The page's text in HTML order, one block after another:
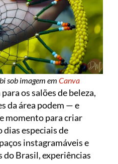
sob imagem em Canva
os salões de beleza,
da área podem — e
momento para criar
especiais de
instagramáveis e
do Brasil, experiências